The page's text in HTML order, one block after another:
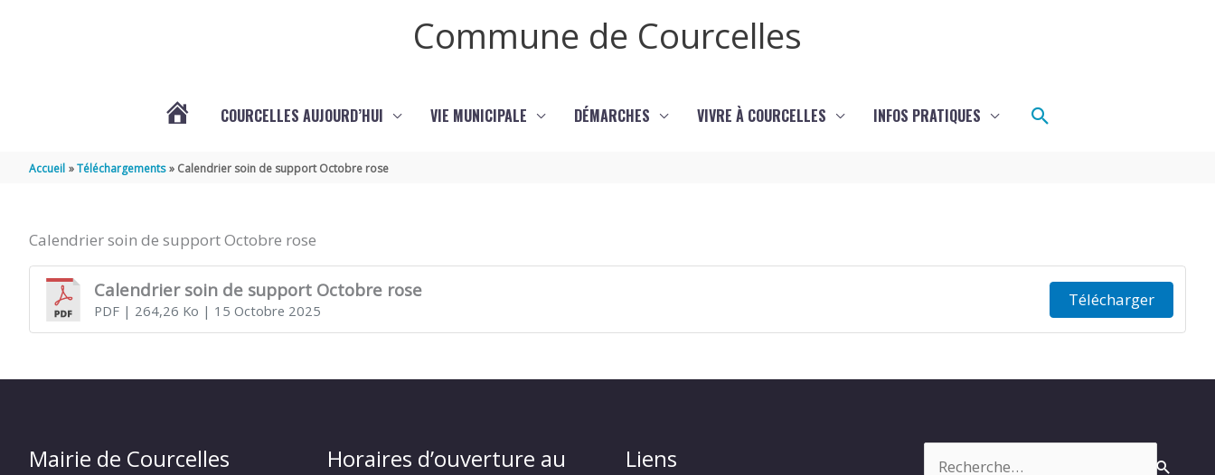
Commune de Courcelles
COURCELLES
(17777)
COURCELLES AUJOURD’HUI VIE MUNICIPALE DÉMARCHES VIVRE À COURCELLES INFOS PRATIQUES Rechercher
Accueil Téléchargements Calendrier soin de support Octobre rose
Calendrier soin de support Octobre rose
Calendrier soin de support Octobre rose
PDF| 264,26 Ko | 15 Octobre 2025
Télécharger
Mairie de Courcelles
Horaires d’ouverture au
Liens